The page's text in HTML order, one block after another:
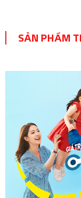
SẢN PHẨM